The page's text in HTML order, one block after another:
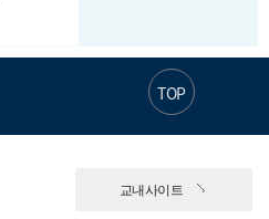
TOP
교내사이트